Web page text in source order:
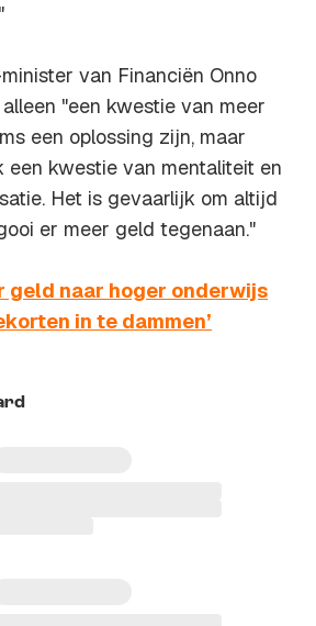
van Financiën Onno
"een kwestie van meer
een oplossing zijn, maar
een kwestie van mentaliteit en
Het is gevaarlijk om altijd
er meer geld tegenaan."
geld naar hoger onderwijs
in te dammen’